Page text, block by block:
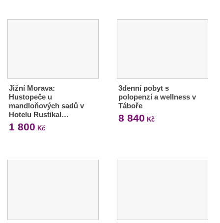
Jižní Morava:
Hustopeče u
mandloňových sadů v
Hotelu Rustikal…
1 800 Kč
3denní pobyt s
polopenzí a wellness v
Táboře
8 840 Kč